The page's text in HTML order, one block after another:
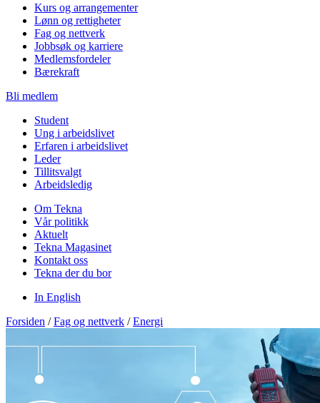
Kurs og arrangementer
Lønn og rettigheter
Fag og nettverk
Jobbsøk og karriere
Medlemsfordeler
Bærekraft
Bli medlem
Student
Ung i arbeidslivet
Erfaren i arbeidslivet
Leder
Tillitsvalgt
Arbeidsledig
Om Tekna
Vår politikk
Aktuelt
Tekna Magasinet
Kontakt oss
Tekna der du bor
In English
Forsiden / Fag og nettverk / Energi